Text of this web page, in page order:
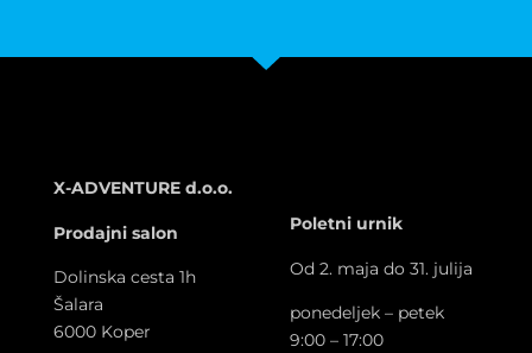
X-ADVENTURE d.o.o.
Prodajni salon
Dolinska cesta 1h
Šalara
6000 Koper
Poletni urnik
Od 2. maja do 31. julija
ponedeljek – petek
9:00 – 17:00